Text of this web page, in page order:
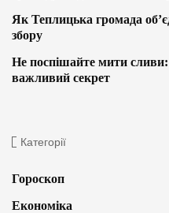
Як Теплицька громада
збору
Не поспішайте мити сливи:
важливий секрет
Категорії
Гороскоп
Економіка